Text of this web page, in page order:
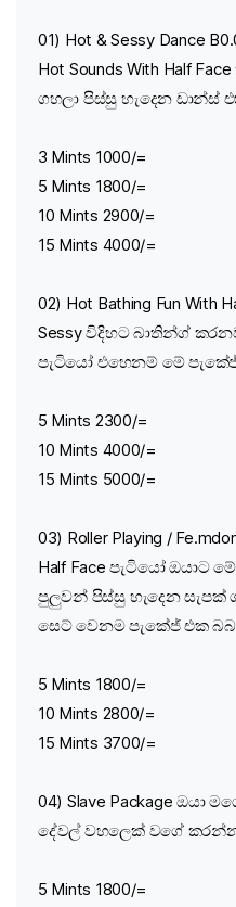
01) Hot & Sessy Dance
Hot Sounds With Half
ගහලා පිස්සු හැදෙන ඩාන්ස්
3 Mints 1000/=
5 Mints 1800/=
10 Mints 2900/=
15 Mints 4000/=
02) Hot Bathing Fun
Sessy විදිහට බාතින්ග්
පැටියෝ එහෙනම් මේ
5 Mints 2300/=
10 Mints 4000/=
15 Mints 5000/=
03) Roller Playing /
Half Face පැටියෝ ඔයාට
පුලුවන් පිස්සු හැදෙන
සෙට් වෙනම පැකේජ් එක
5 Mints 1800/=
10 Mints 2800/=
15 Mints 3700/=
04) Slave Package ඔයා
දේවල් වහලෙක් වගේ
5 Mints 1800/=